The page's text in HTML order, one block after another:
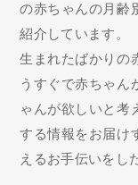
の赤ちゃんの月齢
紹介しています。
生まれたばかりの
うすぐで赤ちゃん
ゃんが欲しいと考
する情報をお届け
えるお手伝いをし